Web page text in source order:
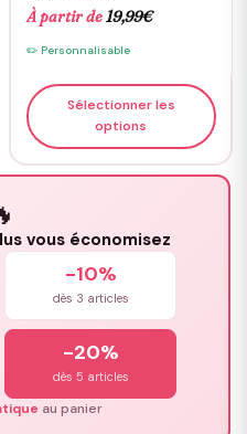
À partir de 19,99€
✏️ Personnalisable
Sélectionner les
options
vous économisez
-10%
dès 3 articles
-20%
dès 5 articles
au panier